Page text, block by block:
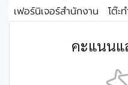
เฟอร์นิเจอร์สำนักงาน
โต๊ะ
คะแนนแ